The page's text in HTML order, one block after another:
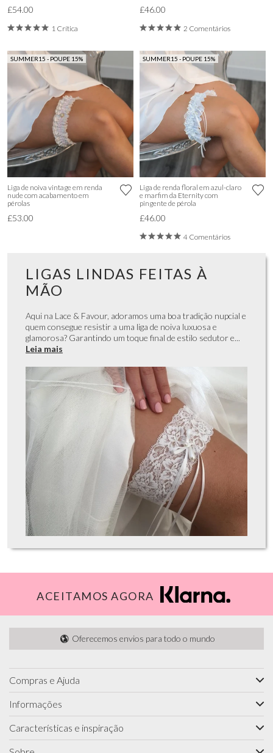
£54.00
1 Crítica
£46.00
2 Comentários
SUMMER15 - POUPE 15%
Liga de noiva vintage em renda
nude com acabamento em
pérolas
£53.00
SUMMER15 - POUPE 15%
Liga de renda floral em azul-claro
e marfim da Eternity com
pingente de pérola
£46.00
4 Comentários
LIGAS LINDAS FEITAS À
MÃO
Aqui na Lace & Favour, adoramos uma boa tradição nupcial e
quem consegue resistir a uma liga de noiva luxuosa e
glamorosa? Garantindo um toque final de estilo sedutor e...
Leia mais
ACEITAMOS AGORA
Oferecemos envios para todo o mundo
Compras e Ajuda
Informações
Características e inspiração